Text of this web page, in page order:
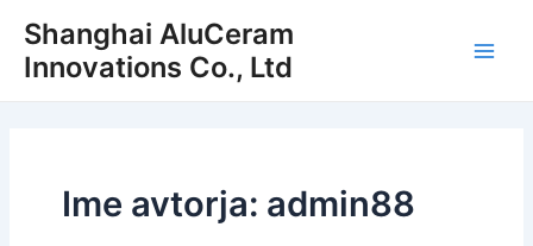
vsebino
Shanghai AluCeram
Innovations Co., Ltd
Ime avtorja: admin88